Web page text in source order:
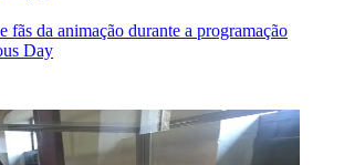
fãs da animação durante a programação
Day